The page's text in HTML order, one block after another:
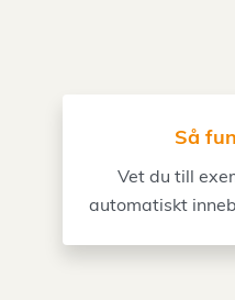
Så
Vet du till
automatiskt